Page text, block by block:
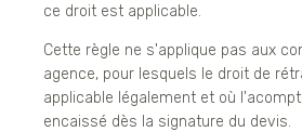
ce droit est applicable.
Cette règle ne s'applique pas aux
agence, pour lesquels le droit de
applicable légalement et où
encaissé dès la signature du devis.